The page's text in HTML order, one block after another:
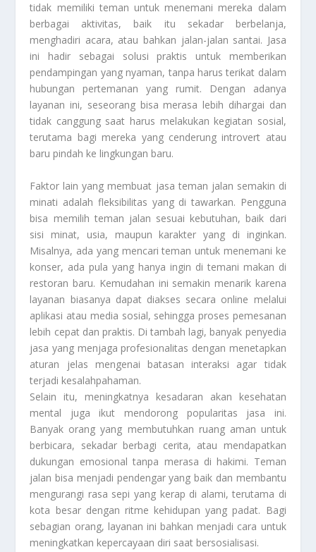
tidak memiliki teman untuk menemani mereka dalam
berbagai aktivitas, baik itu sekadar berbelanja,
menghadiri acara, atau bahkan jalan-jalan santai. Jasa
ini hadir sebagai solusi praktis untuk memberikan
pendampingan yang nyaman, tanpa harus terikat dalam
hubungan pertemanan yang rumit. Dengan adanya
layanan ini, seseorang bisa merasa lebih dihargai dan
tidak canggung saat harus melakukan kegiatan sosial,
terutama bagi mereka yang cenderung introvert atau
baru pindah ke lingkungan baru.
Faktor lain yang membuat jasa teman jalan semakin di
minati adalah fleksibilitas yang di tawarkan. Pengguna
bisa memilih teman jalan sesuai kebutuhan, baik dari
sisi minat, usia, maupun karakter yang di inginkan.
Misalnya, ada yang mencari teman untuk menemani ke
konser, ada pula yang hanya ingin di temani makan di
restoran baru. Kemudahan ini semakin menarik karena
layanan biasanya dapat diakses secara online melalui
aplikasi atau media sosial, sehingga proses pemesanan
lebih cepat dan praktis. Di tambah lagi, banyak penyedia
jasa yang menjaga profesionalitas dengan menetapkan
aturan jelas mengenai batasan interaksi agar tidak
terjadi kesalahpahaman.
Selain itu, meningkatnya kesadaran akan kesehatan
mental juga ikut mendorong popularitas jasa ini.
Banyak orang yang membutuhkan ruang aman untuk
berbicara, sekadar berbagi cerita, atau mendapatkan
dukungan emosional tanpa merasa di hakimi. Teman
jalan bisa menjadi pendengar yang baik dan membantu
mengurangi rasa sepi yang kerap di alami, terutama di
kota besar dengan ritme kehidupan yang padat. Bagi
sebagian orang, layanan ini bahkan menjadi cara untuk
meningkatkan kepercayaan diri saat bersosialisasi.